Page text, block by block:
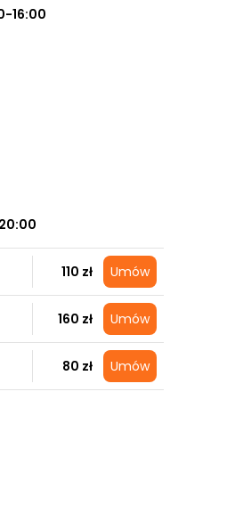
16:00
110 zł Umów
160 zł Umów
80 zł Umów